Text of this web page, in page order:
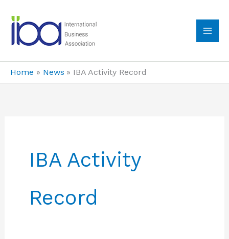
content
Home News IBA Activity Record
IBA Activity
Record